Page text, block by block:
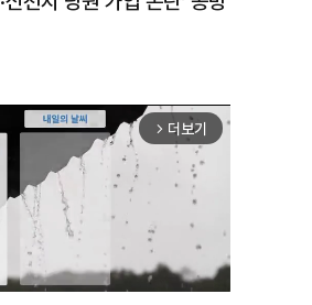
arrow_forward_ios 더보기